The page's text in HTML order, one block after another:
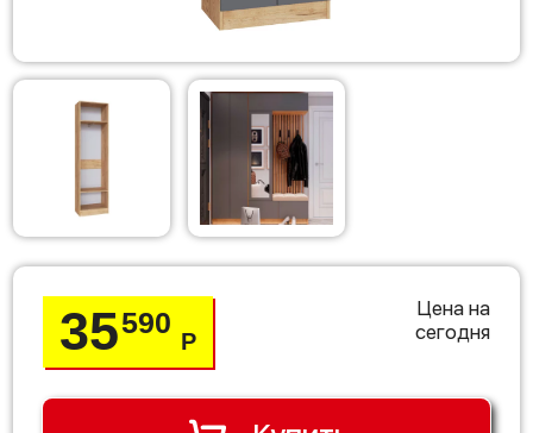
35590
Р
Цена на
сегодня